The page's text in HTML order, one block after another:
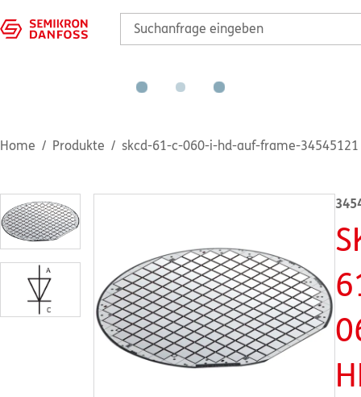
Home Produkte skcd-61-c-060-i-hd-auf-frame-34545121